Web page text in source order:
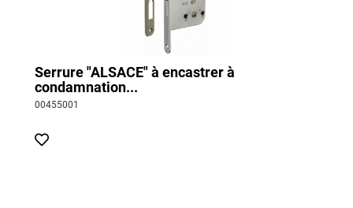
Serrure "ALSACE" à encastrer à
condamnation...
00455001